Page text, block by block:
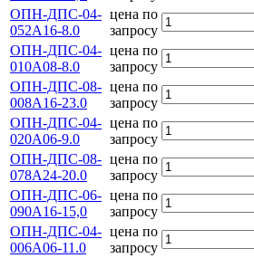
ОПН-ДПС-04-
052А16-8.0
цена по
запросу
ОПН-ДПС-04-
010А08-8.0
цена по
запросу
ОПН-ДПС-08-
008А16-23.0
цена по
запросу
ОПН-ДПС-04-
020А06-9.0
цена по
запросу
ОПН-ДПС-08-
078А24-20.0
цена по
запросу
ОПН-ДПС-06-
090А16-15,0
цена по
запросу
ОПН-ДПС-04-
006А06-11.0
цена по
запросу